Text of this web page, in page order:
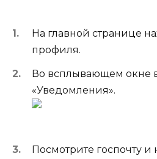
На главной странице
профиля.
Во всплывающем окне
«Уведомления».
Посмотрите госпочту